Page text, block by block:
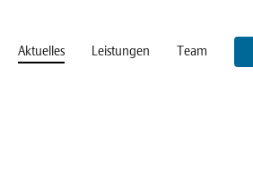
Aktuelles Leistungen Team